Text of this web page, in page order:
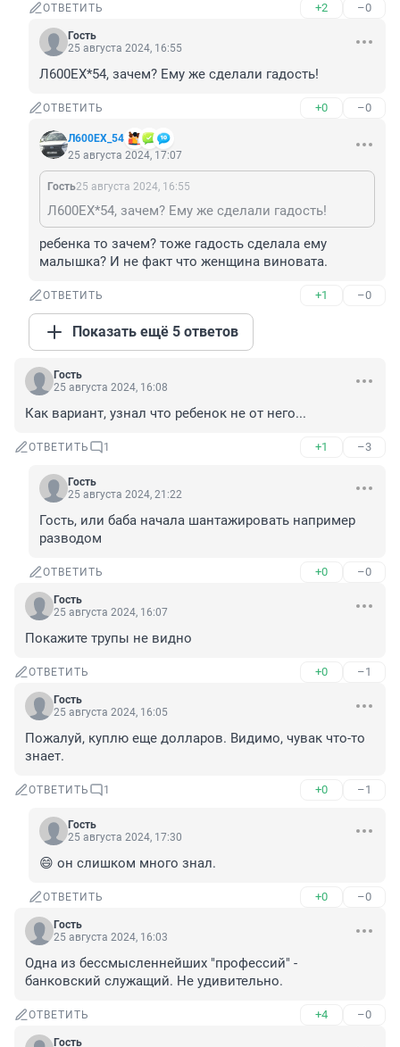
ОТВЕТИТЬ +2 –0
Гость
25 августа 2024, 16:55
Л600EХ*54, зачем? Ему же сделали гадость!
ОТВЕТИТЬ +0 –0
Л600EХ_54
25 августа 2024, 17:07
Гость25 августа 2024, 16:55
Л600EХ*54, зачем? Ему же сделали гадость!
ребенка то зачем? тоже гадость сделала ему
малышка? И не факт что женщина виновата.
ОТВЕТИТЬ +1 –0
Показать ещё 5 ответов
Гость
25 августа 2024, 16:08
Как вариант, узнал что ребенок не от него...
ОТВЕТИТЬ 1 +1 –3
Гость
25 августа 2024, 21:22
Гость, или баба начала шантажировать например
разводом
ОТВЕТИТЬ +0 –0
Гость
25 августа 2024, 16:07
Покажите трупы не видно
ОТВЕТИТЬ +0 –1
Гость
25 августа 2024, 16:05
Пожалуй, куплю еще долларов. Видимо, чувак что-то
знает.
ОТВЕТИТЬ 1 +0 –1
Гость
25 августа 2024, 17:30
😄 он слишком много знал.
ОТВЕТИТЬ +0 –0
Гость
25 августа 2024, 16:03
Одна из бессмысленнейших "профессий" -
банковский служащий. Не удивительно.
ОТВЕТИТЬ +4 –0
Гость